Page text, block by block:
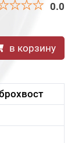
0.0
в корзину